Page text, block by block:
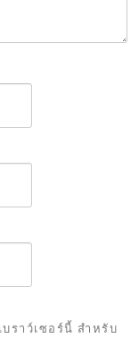
ราว์เซอร์นี้ สำหรับ